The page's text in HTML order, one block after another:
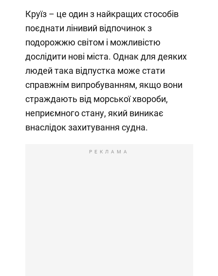
Круїз – це один з найкращих стособів
поєднати лінивий відпочинок з
подорожжю світом і можливістю
дослідити нові міста. Однак для деяких
людей така відпустка може стати
справжнім випробуванням, якщо вони
страждають від морської хвороби,
неприємного стану, який виникає
внаслідок захитування судна.
РЕКЛАМА